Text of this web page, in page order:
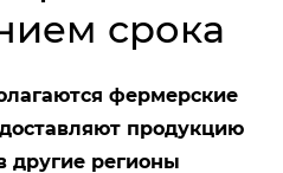
срока
фермерские
продукцию
другие регионы